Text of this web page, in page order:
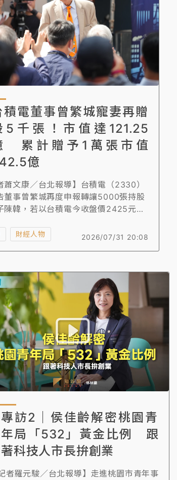
積電董事曾繁城寵妻再贈
5千張！市值達121.25
累計贈予1萬張市值
億
蕭文康／台北報導】台積電（2330）
董事曾繁城再度申報轉讓5000張持股
陳韓，若以台積電今收盤價2425元計
陳韓5000張股票共1萬張台積電股
2026/07/31 20:08
財經人物
專訪2｜侯佳齡解密桃園青
年局「532」黃金比例 跟
著科技人市長拚創業
記者羅元駿／台北報導】走進桃園市青年事